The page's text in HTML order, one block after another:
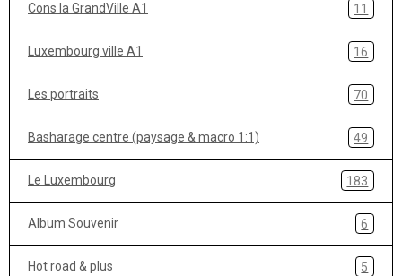
Cons la GrandVille A1 11
Luxembourg ville A1 16
Les portraits 70
Basharage centre (paysage & macro 1:1) 49
Le Luxembourg 183
Album Souvenir 6
Hot road & plus 5